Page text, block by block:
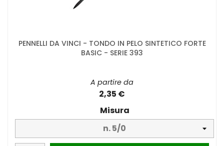
PENNELLI DA VINCI - TONDO IN PELO SINTETICO FORTE
BASIC - SERIE 393
A partire da
2,35 €
Misura